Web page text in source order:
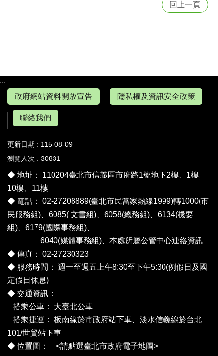
回上一頁
:::
政府網站資料開放宣告
隱私權及資訊安全政策
聯絡我們
更新日期
115-08-09
瀏覽人次
30831
◆ 地址： 110204臺北市信義區市府路1號地下2樓、1樓、
10樓、11樓
◆ 電話： 02-27208889(臺北市民當家熱線1999)轉1000(市
民服務組)、6085( 文書組)、6058(總務組)、6134(機要
組)、6179(國際事務組)、
6040(媒體事務組)、 本處所屬公管中心連絡資訊
◆ 傳真： 02-27230323
◆ 服務時間： 週一至週五上午8:30至下午5:30(例假日及國
定假日休息)
◆ 交通資訊：
搭乘公車： 大臺北公車
搭乘捷運： 板南線於市政府站下車、淡水信義線於台北
101/世貿站下車
◆ 位置圖： <請點選臺北市政府電子地圖>